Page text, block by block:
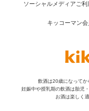
ソーシャルメディアご利
キッコーマン
飲酒は20歳になってか
妊娠中や授乳期の飲酒は胎児
お酒は楽しく